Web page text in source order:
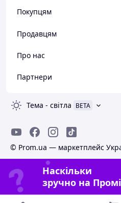
Покупцям
Продавцям
Про нас
Партнери
Тема - світла BETA
© Prom.ua — маркетплейс
Наскільки
зручно на